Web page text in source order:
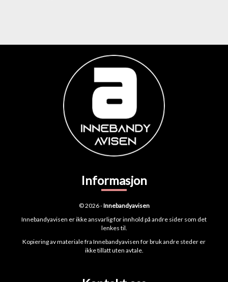
Informasjon
© 2026 -Innebandyavisen
Innebandyavisen er ikke ansvarlig for innhold på andre sider som det
lenkes til.
Kopiering av materiale fra Innebandyavisen for bruk andre steder er
ikke tillatt uten avtale.